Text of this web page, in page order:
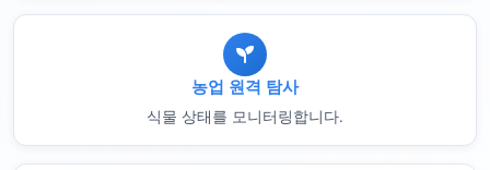
농업 원격 탐사
식물 상태를 모니터링합니다.